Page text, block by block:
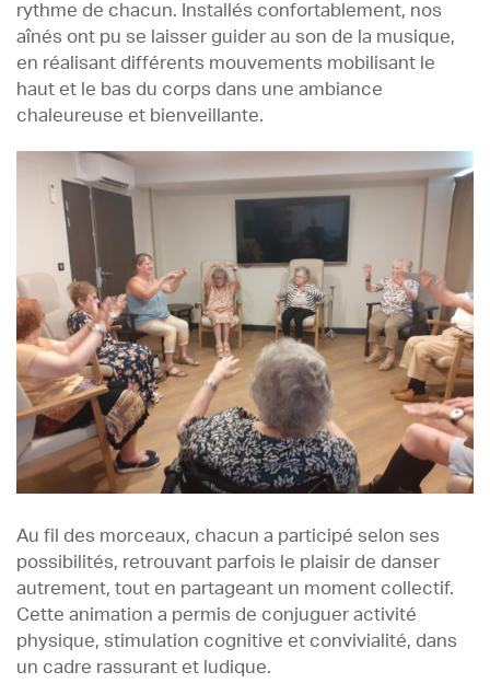
rythme de chacun. Installés confortablement, nos
aînés ont pu se laisser guider au son de la musique,
en réalisant différents mouvements mobilisant le
haut et le bas du corps dans une ambiance
chaleureuse et bienveillante.
Au fil des morceaux, chacun a participé selon ses
possibilités, retrouvant parfois le plaisir de danser
autrement, tout en partageant un moment collectif.
Cette animation a permis de conjuguer activité
physique, stimulation cognitive et convivialité, dans
un cadre rassurant et ludique.